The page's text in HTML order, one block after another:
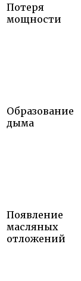
Потеря
мощности
Образование
дыма
Появление
масляных
отложений